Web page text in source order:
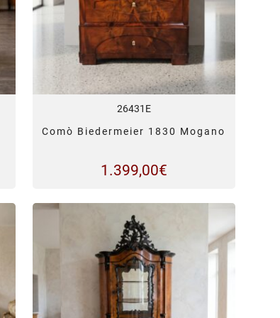
26431E
Comò Biedermeier 1830 Mogano
1.399,00€